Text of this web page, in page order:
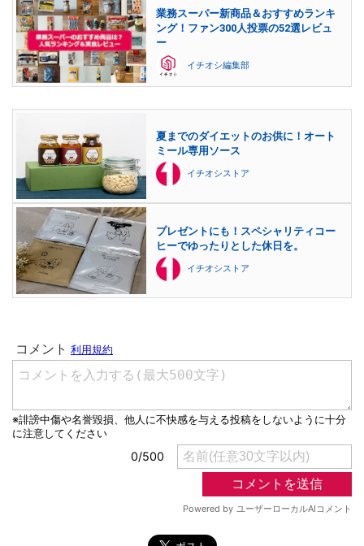
業務スーパー新商品＆おすすめランキ
ング！ファン300人投票の52選レビュ
ー
イチオシ編集部
夏までのダイエットのお供に！オート
ミール専用ソース
イチオシストア
プレゼントにも！スペシャリティコー
ヒーでゆったりとした休日を。
イチオシストア